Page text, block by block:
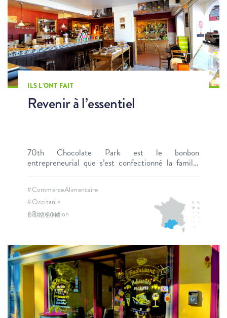
ILS L'ONT FAIT
Revenir à l’essentiel
70th Chocolate Park est le bonbon
entrepreneurial que s’est confectionné la famille
différencie cet établissement sur le front de mer
de Canet-en-Roussillon, en Occitanie.
#CommerceAlimentaire
#Occitanie
#Restauration
04/12/2018